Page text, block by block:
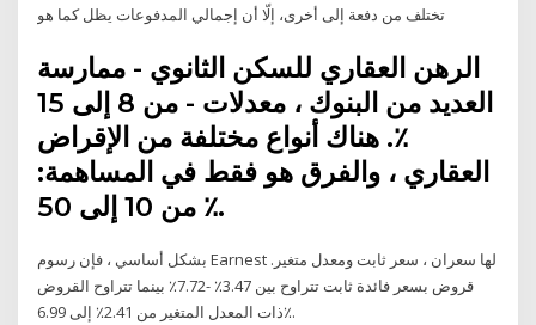
تختلف من دفعة إلى أخرى، إلّا أن إجمالي المدفوعات يظل كما هو
الرهن العقاري للسكن الثانوي - ممارسة
العديد من البنوك ، معدلات - من 8 إلى 15
٪. هناك أنواع مختلفة من الإقراض
العقاري ، والفرق هو فقط في المساهمة:
من 10 إلى 50 ٪.
بشكل أساسي ، فإن رسوم Earnest لها سعران ، سعر ثابت ومعدل متغير.
قروض بسعر فائدة ثابت تتراوح بين 3.47٪ -7.72٪ بينما تتراوح القروض
ذات المعدل المتغير من 2.41٪ إلى 6.99٪.